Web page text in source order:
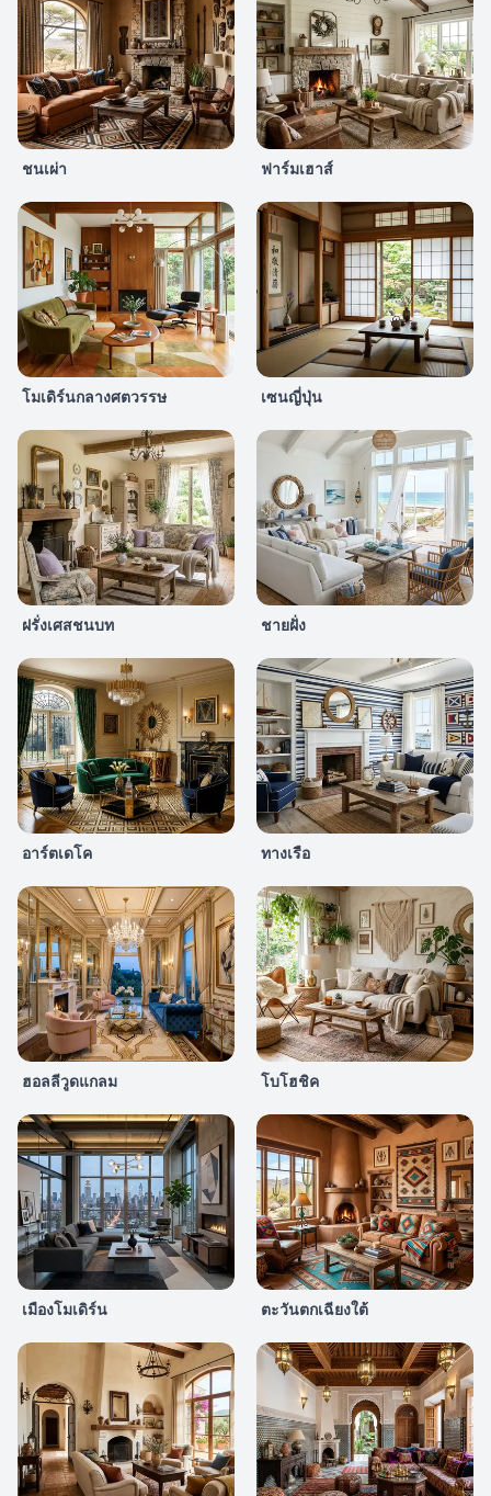
ชนเผ่า ฟาร์มเฮาส์
โมเดิร์นกลางศตวรรษ เซนญี่ปุ่น
ฝรั่งเศสชนบท ชายฝั่ง
อาร์ตเดโค ทางเรือ
ฮอลลีวูดแกลม โบโฮชิค
เมืองโมเดิร์น ตะวันตกเฉียงใต้